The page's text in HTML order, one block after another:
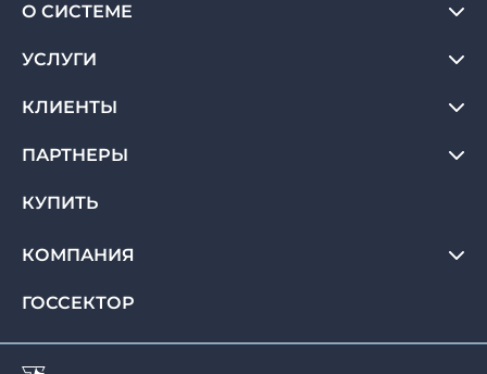
О СИСТЕМЕ
УСЛУГИ
КЛИЕНТЫ
ПАРТНЕРЫ
КУПИТЬ
КОМПАНИЯ
ГОССЕКТОР